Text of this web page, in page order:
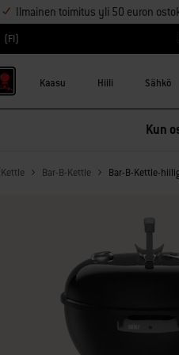
Ilmainen toimitus yli 50 euron
(FI)
Kaasu Hiili Sähkö
Kun
Kettle Bar-B-Kettle Bar-B-Kettle-